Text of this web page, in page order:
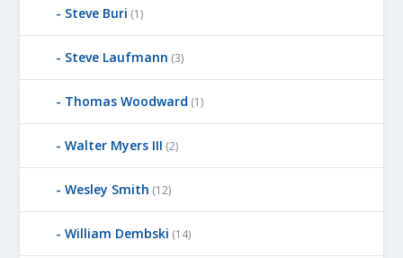
Steve Buri (1)
Steve Laufmann (3)
Thomas Woodward (1)
Walter Myers III (2)
Wesley Smith (12)
William Dembski (14)